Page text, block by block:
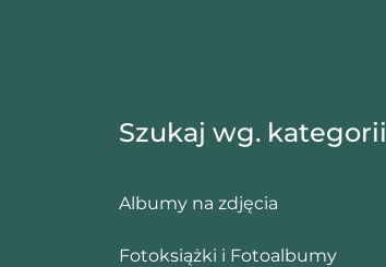
Szukaj wg. kategorii
Albumy na zdjęcia
Fotoksiążki i Fotoalbumy